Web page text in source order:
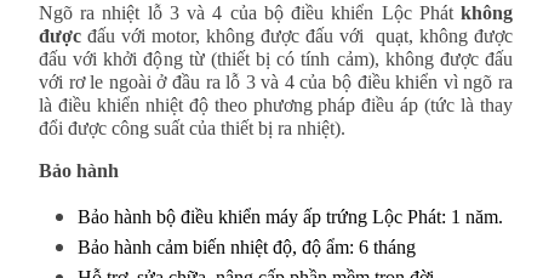
Ngõ ra nhiệt lỗ 3 và 4 của bộ điều khiển Lộc Phát không
được đấu với motor, không được đấu với quạt, không được
đấu với khởi động từ (thiết bị có tính cảm), không được đấu
với rơ le ngoài ở đầu ra lỗ 3 và 4 của bộ điều khiển vì ngõ ra
là điều khiển nhiệt độ theo phương pháp điều áp (tức là thay
đổi được công suất của thiết bị ra nhiệt).
Bảo hành
Bảo hành bộ điều khiển máy ấp trứng Lộc Phát: 1 năm.
Bảo hành cảm biến nhiệt độ, độ ẩm: 6 tháng